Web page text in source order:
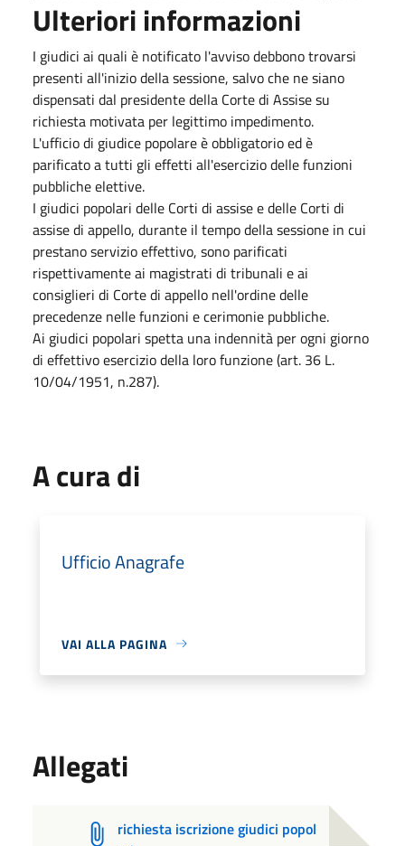
Ulteriori informazioni
I giudici ai quali è notificato l'avviso debbono trovarsi
presenti all'inizio della sessione, salvo che ne siano
dispensati dal presidente della Corte di Assise su
richiesta motivata per legittimo impedimento.
L'ufficio di giudice popolare è obbligatorio ed è
parificato a tutti gli effetti all'esercizio delle funzioni
pubbliche elettive.
I giudici popolari delle Corti di assise e delle Corti di
assise di appello, durante il tempo della sessione in cui
prestano servizio effettivo, sono parificati
rispettivamente ai magistrati di tribunali e ai
consiglieri di Corte di appello nell'ordine delle
precedenze nelle funzioni e cerimonie pubbliche.
Ai giudici popolari spetta una indennità per ogni giorno
di effettivo esercizio della loro funzione (art. 36 L.
10/04/1951, n.287).
A cura di
Ufficio Anagrafe
VAI ALLA PAGINA
Allegati
richiesta iscrizione giudici popol